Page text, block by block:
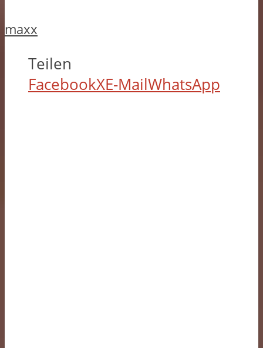
maxx
Teilen
FacebookXE-MailWhatsApp